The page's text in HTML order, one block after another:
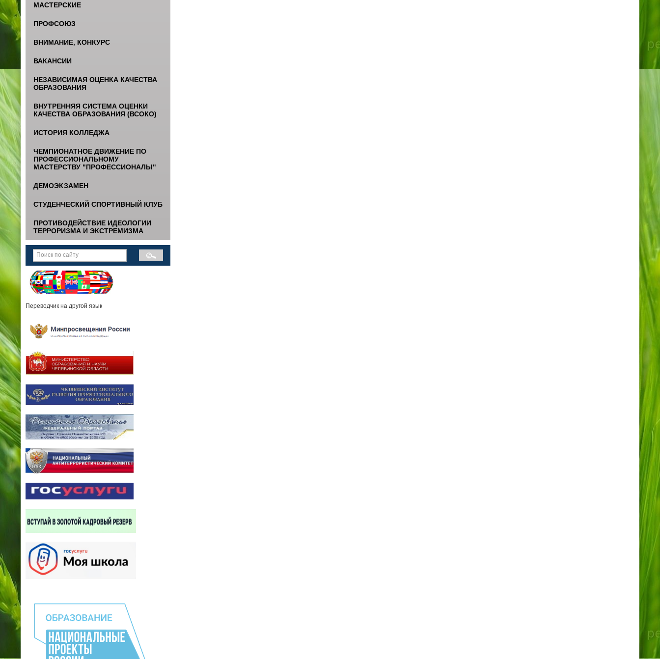
МАСТЕРСКИЕ
ПРОФСОЮЗ
ВНИМАНИЕ, КОНКУРС
ВАКАНСИИ
НЕЗАВИСИМАЯ ОЦЕНКА КАЧЕСТВА
ОБРАЗОВАНИЯ
ВНУТРЕННЯЯ СИСТЕМА ОЦЕНКИ
КАЧЕСТВА ОБРАЗОВАНИЯ (ВСОКО)
ИСТОРИЯ КОЛЛЕДЖА
ЧЕМПИОНАТНОЕ ДВИЖЕНИЕ ПО
ПРОФЕССИОНАЛЬНОМУ
МАСТЕРСТВУ "ПРОФЕССИОНАЛЫ"
ДЕМОЭКЗАМЕН
СТУДЕНЧЕСКИЙ СПОРТИВНЫЙ КЛУБ
ПРОТИВОДЕЙСТВИЕ ИДЕОЛОГИИ
ТЕРРОРИЗМА И ЭКСТРЕМИЗМА
Переводчик на другой язык